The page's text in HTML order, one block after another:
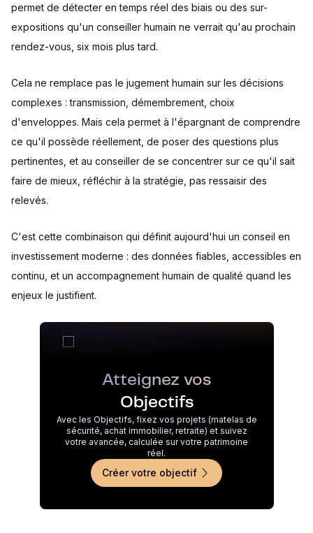
permet de détecter en temps réel des biais ou des sur-
expositions qu'un conseiller humain ne verrait qu'au prochain
rendez-vous, six mois plus tard.
Cela ne remplace pas le jugement humain sur les décisions
complexes : transmission, démembrement, choix
d'enveloppes. Mais cela permet à l'épargnant de comprendre
ce qu'il possède réellement, de poser des questions plus
pertinentes, et au conseiller de se concentrer sur ce qu'il sait
faire de mieux, réfléchir à la stratégie, pas ressaisir des
relevés.
C'est cette combinaison qui définit aujourd'hui un conseil en
investissement moderne : des données fiables, accessibles en
continu, et un accompagnement humain de qualité quand les
enjeux le justifient.
Atteignez vos
Objectifs
Avec les Objectifs, fixez vos projets (matelas de
sécurité, achat immobilier, retraite) et suivez
votre avancée, calculée sur votre patrimoine
réel.
Créer votre objectif